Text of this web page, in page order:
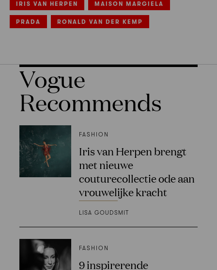
IRIS VAN HERPEN MAISON MARGIELA
PRADA RONALD VAN DER KEMP
Vogue
Recommends
FASHION
Iris van Herpen brengt
met nieuwe
couturecollectie ode aan
vrouwelijke kracht
LISA GOUDSMIT
FASHION
9 inspirerende